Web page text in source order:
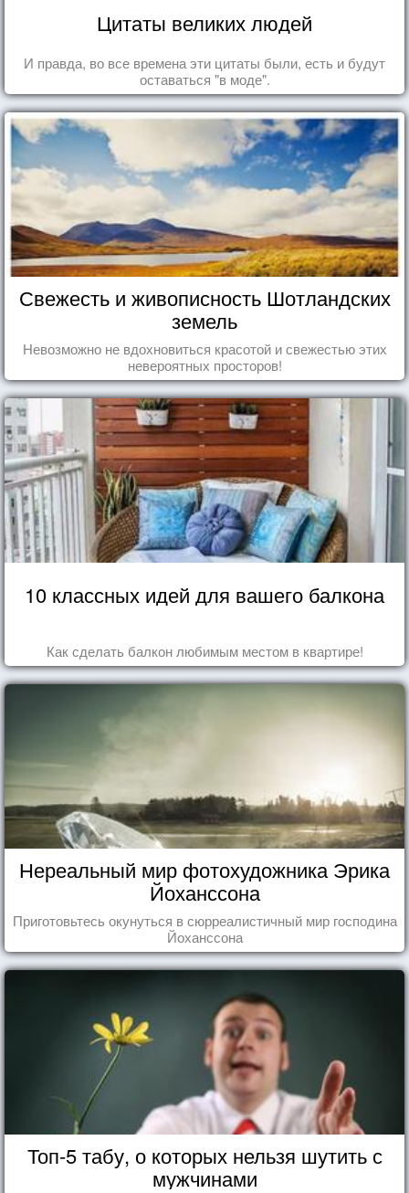
Цитаты великих людей
И правда, во все времена эти цитаты были, есть и будут
оставаться "в моде".
Свежесть и живописность Шотландских
земель
Невозможно не вдохновиться красотой и свежестью этих
невероятных просторов!
10 классных идей для вашего балкона
Как сделать балкон любимым местом в квартире!
Нереальный мир фотохудожника Эрика
Йоханссона
Приготовьтесь окунуться в сюрреалистичный мир господина
Йоханссона
Топ-5 табу, о которых нельзя шутить с
мужчинами